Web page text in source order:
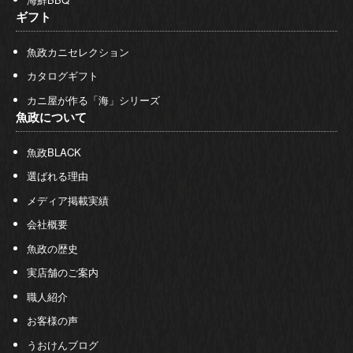
ギフト
魚政カニセレクション
カタログギフト
カニ屋が作る「海」シリーズ
魚政について
魚政BLACK
選ばれる理由
メディア掲載実績
会社概要
魚政の歴史
実店舗のご案内
職人紹介
お客様の声
うおけんブログ